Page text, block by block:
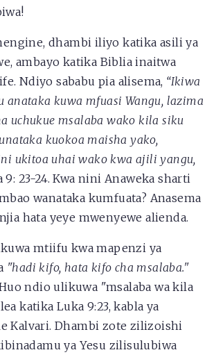
dhambi iliyo katika asili ya
ambayo katika Biblia inaitwa
Ndiyo sababu pia alisema, “Ikiwa
anataka kuwa mfuasi Wangu, lazima
uchukue msalaba wako kila siku
kuokoa maisha yako,
ukitoa uhai wako kwa ajili yangu,
23-24. Kwa nini Anaweka sharti
wanataka kumfuata? Anasema
hata yeye mwenyewe alienda.
mtiifu kwa mapenzi ya
"hadi kifo, hata kifo cha msalaba."
ndio ulikuwa "msalaba wa kila
katika Luka 9:23, kabla ya
Kalvari. Dhambi zote zilizoishi
ya Yesu zilisulubiwa